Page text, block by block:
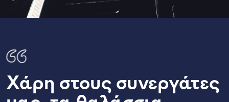
Χάρη στους συνεργάτες